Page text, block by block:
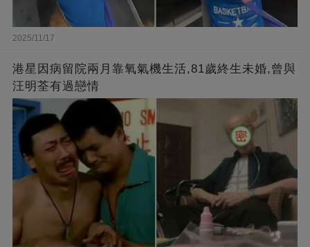
2025/11/17
港星因病留院兩月靠氧氣機生活,81歲終生未婚,曾與
汪明荃有過戀情